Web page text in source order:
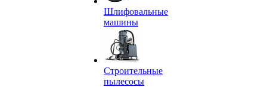
Шлифовальные
машины
Строительные
пылесосы